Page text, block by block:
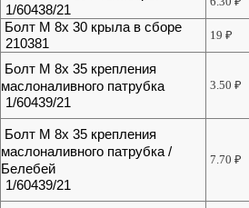
1/60438/21
Болт М 8х 30 крыла в сборе
210381
19₽
Болт М 8х 35 крепления
маслоналивного патрубка
1/60439/21
3.50₽
Болт М 8х 35 крепления
маслоналивного патрубка /
Белебей
1/60439/21
7.70₽